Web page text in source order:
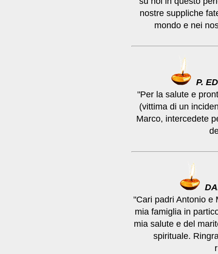
nostre suppliche
mondo e nei
P.
"Per la salute e
(vittima di un
Marco, intercedete
"Cari padri Antonio e
mia famiglia in
mia salute e del
spirituale.